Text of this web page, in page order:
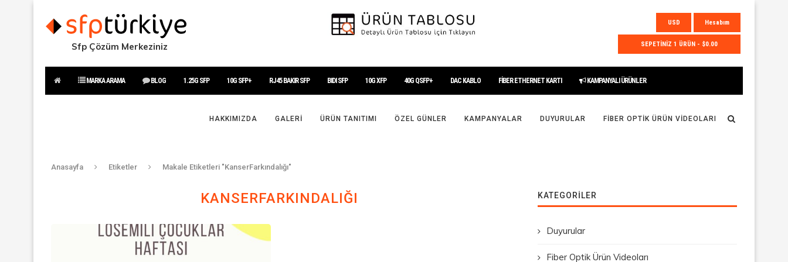
Sfp Çözüm Merkeziniz
Hesabım
USD
SEPETİNİZ 1 ÜRÜN - $0.00
MARKA ARAMA BLOG 1.25G SFP 10G SFP+ RJ45 BAKIR SFP BIDI SFP 10G XFP 40G QSFP+ DAC KABLO FİBER ETHERNET KARTI KAMPANYALI ÜRÜNLER
HAKKIMIZDA GALERI ÜRÜN TANITIMI ÖZEL GÜNLER KAMPANYALAR DUYURULAR FIBER OPTIK ÜRÜN VIDEOLARI
Anasayfa Etiketler Makale Etiketleri "KanserFarkındalığı"
KANSERFARKINDALIĞI KATEGORILER
Duyurular
Fiber Optik Ürün Videoları